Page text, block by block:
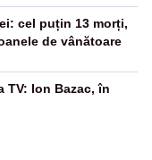
cel puțin 13 morți,
de vânătoare
TV: Ion Bazac, în